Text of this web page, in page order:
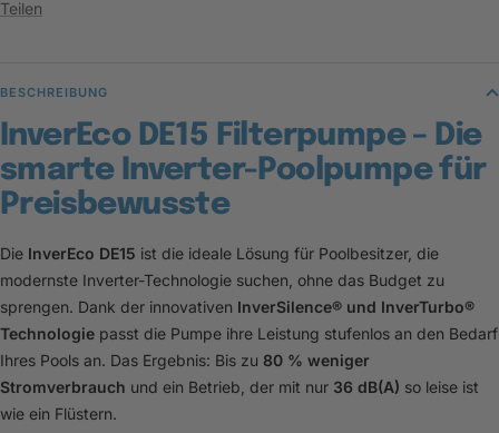
Teilen
BESCHREIBUNG
InverEco DE15 Filterpumpe – Die
smarte Inverter-Poolpumpe für
Preisbewusste
Die InverEco DE15 ist die ideale Lösung für Poolbesitzer, die
modernste Inverter-Technologie suchen, ohne das Budget zu
sprengen. Dank der innovativen InverSilence® und InverTurbo®
Technologie passt die Pumpe ihre Leistung stufenlos an den Bedarf
Ihres Pools an. Das Ergebnis: Bis zu 80 % weniger
Stromverbrauch und ein Betrieb, der mit nur 36 dB(A) so leise ist
wie ein Flüstern.